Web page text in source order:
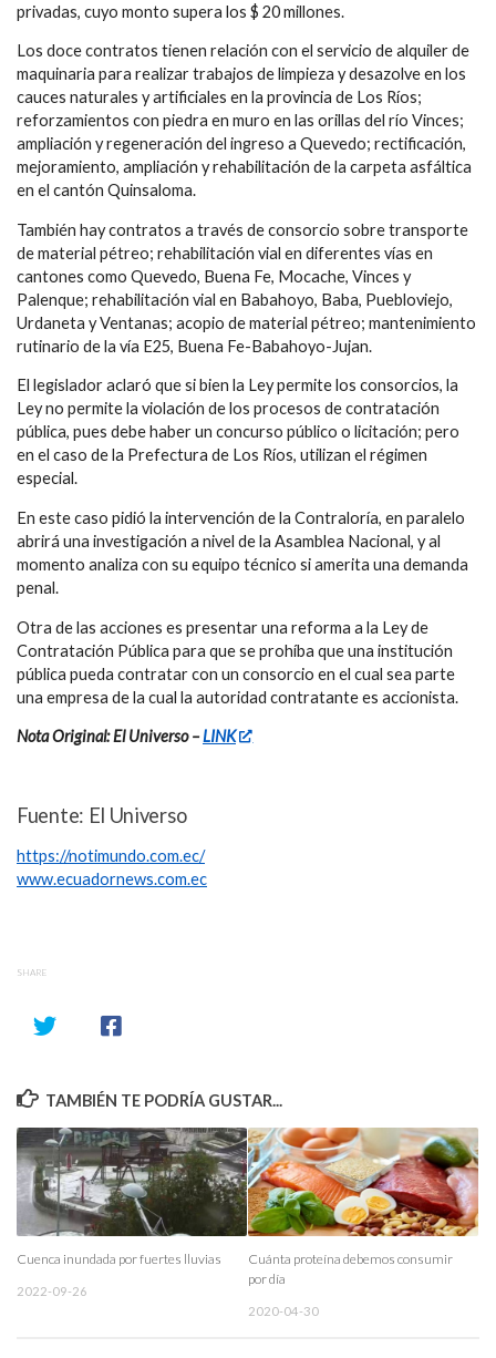
privadas, cuyo monto supera los $ 20 millones.
Los doce contratos tienen relación con el servicio de alquiler de
maquinaria para realizar trabajos de limpieza y desazolve en los
cauces naturales y artificiales en la provincia de Los Ríos;
reforzamientos con piedra en muro en las orillas del río Vinces;
ampliación y regeneración del ingreso a Quevedo; rectificación,
mejoramiento, ampliación y rehabilitación de la carpeta asfáltica
en el cantón Quinsaloma.
También hay contratos a través de consorcio sobre transporte
de material pétreo; rehabilitación vial en diferentes vías en
cantones como Quevedo, Buena Fe, Mocache, Vinces y
Palenque; rehabilitación vial en Babahoyo, Baba, Puebloviejo,
Urdaneta y Ventanas; acopio de material pétreo; mantenimiento
rutinario de la vía E25, Buena Fe-Babahoyo-Jujan.
El legislador aclaró que si bien la Ley permite los consorcios, la
Ley no permite la violación de los procesos de contratación
pública, pues debe haber un concurso público o licitación; pero
en el caso de la Prefectura de Los Ríos, utilizan el régimen
especial.
En este caso pidió la intervención de la Contraloría, en paralelo
abrirá una investigación a nivel de la Asamblea Nacional, y al
momento analiza con su equipo técnico si amerita una demanda
penal.
Otra de las acciones es presentar una reforma a la Ley de
Contratación Pública para que se prohíba que una institución
pública pueda contratar con un consorcio en el cual sea parte
una empresa de la cual la autoridad contratante es accionista.
Nota Original: El Universo –LINK
Fuente: El Universo
https://notimundo.com.ec/
www.ecuadornews.com.ec
SHARE
TAMBIÉN TE PODRÍA GUSTAR...
Cuenca inundada por fuertes lluvias
2022-09-26
Cuánta proteína debemos consumir
por día
2020-04-30